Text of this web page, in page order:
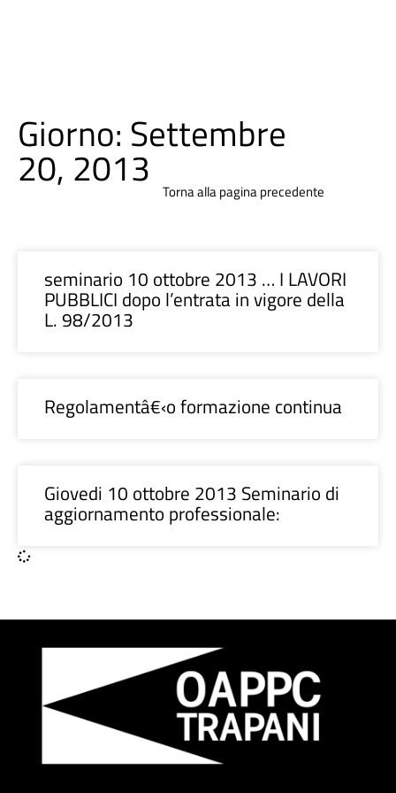
Giorno: Settembre
20, 2013 Torna alla pagina precedente
seminario 10 ottobre 2013 … I LAVORI
PUBBLICI dopo l’entrata in vigore della
L. 98/2013
Regolamentâ€‹o formazione continua
Giovedi 10 ottobre 2013 Seminario di
aggiornamento professionale: